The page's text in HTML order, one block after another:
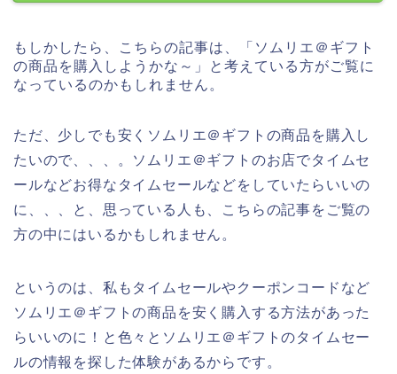
もしかしたら、こちらの記事は、「ソムリエ＠ギフト
の商品を購入しようかな～」と考えている方がご覧に
なっているのかもしれません。
ただ、少しでも安くソムリエ＠ギフトの商品を購入し
たいので、、、。ソムリエ＠ギフトのお店でタイムセ
ールなどお得なタイムセールなどをしていたらいいの
に、、、と、思っている人も、こちらの記事をご覧の
方の中にはいるかもしれません。
というのは、私もタイムセールやクーポンコードなど
ソムリエ＠ギフトの商品を安く購入する方法があった
らいいのに！と色々とソムリエ＠ギフトのタイムセー
ルの情報を探した体験があるからです。